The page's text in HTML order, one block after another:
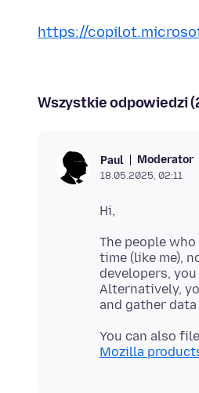
https://
Wszystkie odpowiedzi
Paul Moderator
18.05.2025, 02:11
The people
time (like me),
developers,
Alternatively,
You can also
Mozilla